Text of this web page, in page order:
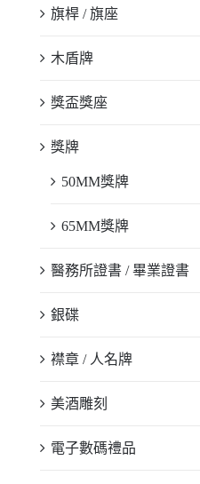
旗桿 / 旗座
木盾牌
獎盃獎座
獎牌
50MM獎牌
65MM獎牌
醫務所證書 / 畢業證書
銀碟
襟章 / 人名牌
美酒雕刻
電子數碼禮品